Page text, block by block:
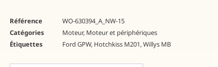
Référence
WO-630394_A_NW-15
Catégories
Moteur, Moteur et périphériques
Étiquettes
Ford GPW, Hotchkiss M201,Willys MB